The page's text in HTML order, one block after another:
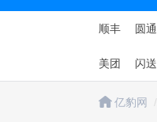
顺丰 圆通
美团 闪送
亿豹网